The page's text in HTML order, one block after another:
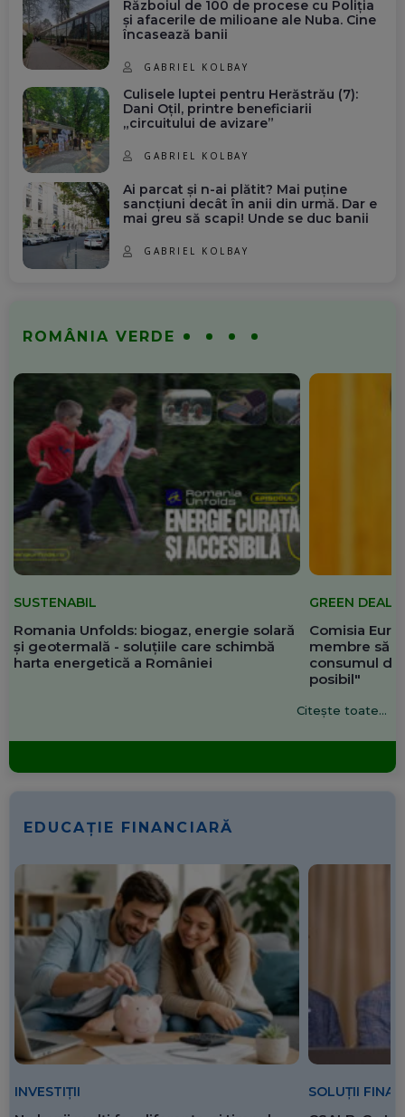
Războiul de 100 de procese cu Poliția
și afacerile de milioane ale Nuba. Cine
încasează banii
GABRIEL KOLBAY
Culisele luptei pentru Herăstrău (7):
Dani Oțil, printre beneficiarii
„circuitului de avizare”
GABRIEL KOLBAY
Ai parcat și n-ai plătit? Mai puține
sancțiuni decât în anii din urmă. Dar e
mai greu să scapi! Unde se duc banii
GABRIEL KOLBAY
ROMÂNIA VERDE
SUSTENABIL
Romania Unfolds: biogaz, energie solară
și geotermală - soluțiile care schimbă
harta energetică a României
GREEN DEAL
Comisia
membre să
consumul de
posibil"
Citește toate...
EDUCAȚIE FINANCIARĂ
INVESTIȚII SOLUȚII